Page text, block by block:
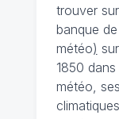
trouver
banque
météo)
1850
météo,